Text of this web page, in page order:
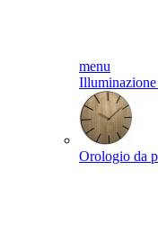
menu
Illuminazione
Orologio da